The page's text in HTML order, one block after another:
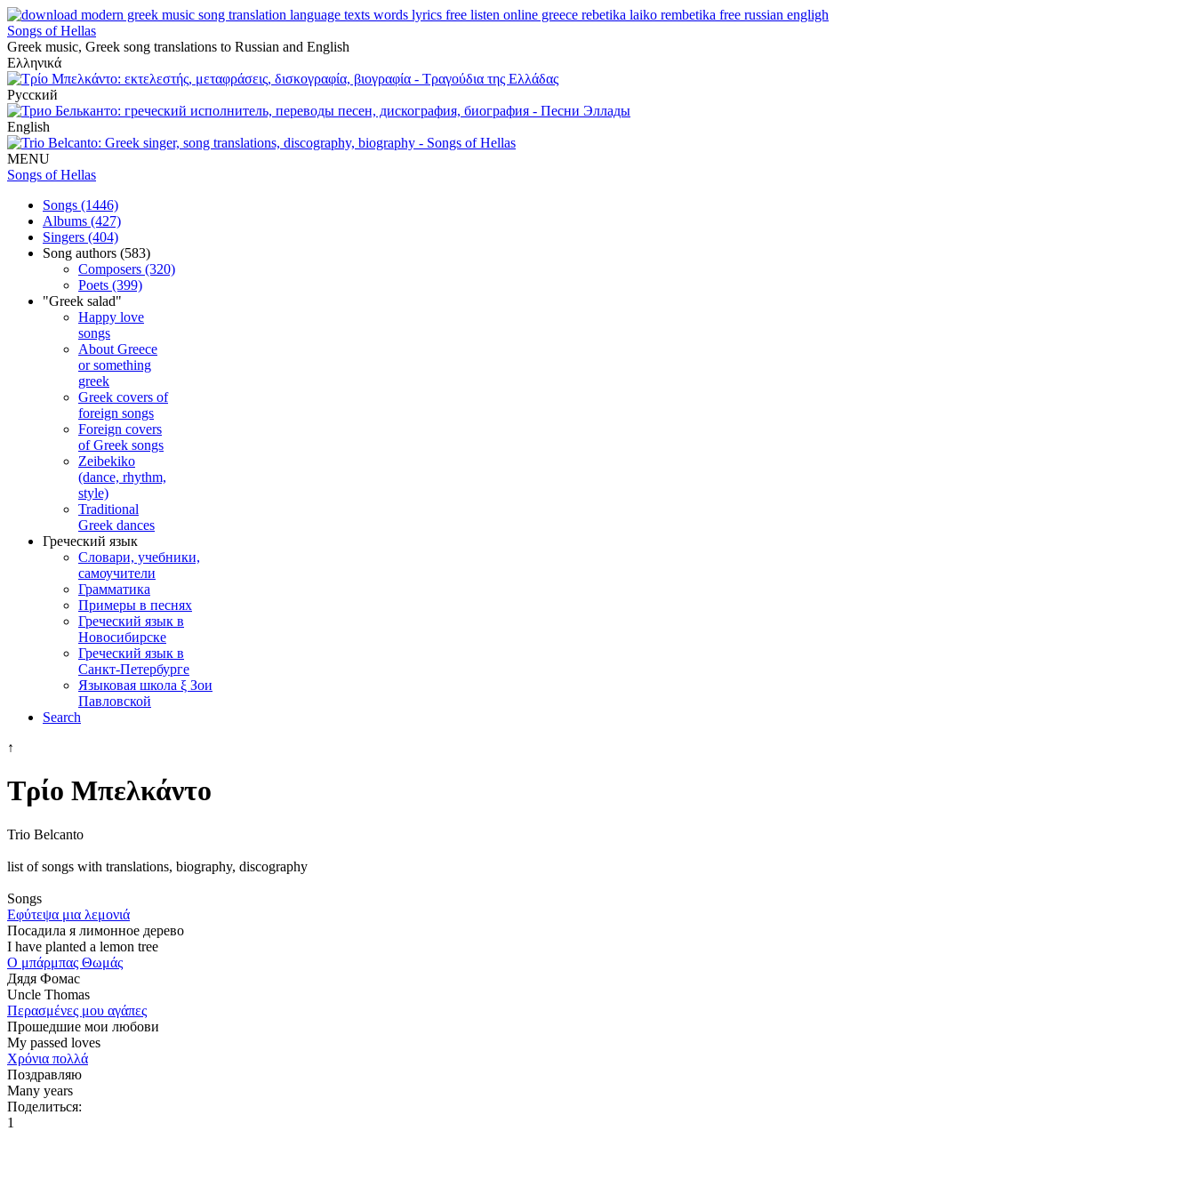
Songs of Hellas
Greek music, Greek song translations to Russian and English
Ελληνικά
Русский
English
MENU
Songs of Hellas
Songs (1446)
Albums (427)
Singers (404)
Song authors (583)
Composers (320)
Poets (399)
"Greek salad"
Happy love
songs
About Greece
or something
greek
Greek covers of
foreign songs
Foreign covers
of Greek songs
Zeibekiko
(dance, rhythm,
style)
Traditional
Greek dances
Греческий язык
Словари, учебники,
самоучители
Грамматика
Примеры в песнях
Греческий язык в
Новосибирске
Греческий язык в
Санкт-Петербурге
Языковая школа ξ Зои
Павловской
Search
↑
Τρίο Μπελκάντο
Trio Belcanto
list of songs with translations, biography, discography
Songs
Εφύτεψα μια λεμονιά
Посадила я лимонное дерево
I have planted a lemon tree
Ο μπάρμπας Θωμάς
Дядя Фомас
Uncle Thomas
Περασμένες μου αγάπες
Прошедшие мои любови
My passed loves
Χρόνια πολλά
Поздравляю
Many years
Поделиться:
1